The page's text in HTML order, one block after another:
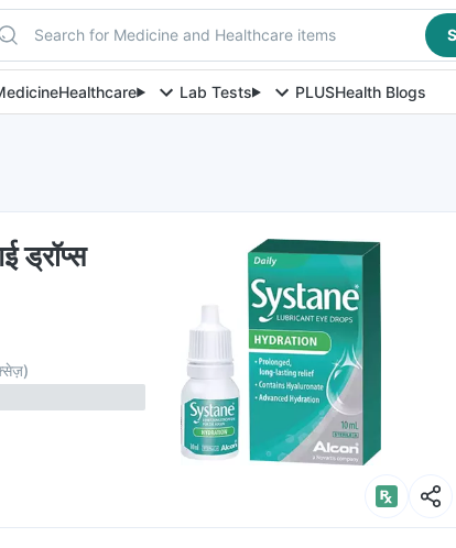
Search for Medicine and Healthcare items
Healthcare Lab Tests PLUSHealth Blogs
ड्रॉप्स
)